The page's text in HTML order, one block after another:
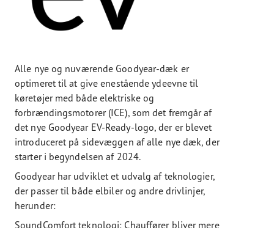
Alle nye og nuværende Goodyear-dæk er
optimeret til at give enestående ydeevne til
køretøjer med både elektriske og
forbrændingsmotorer (ICE), som det fremgår af
det nye Goodyear EV-Ready-logo, der er blevet
introduceret på sidevæggen af ​​alle nye dæk, der
starter i begyndelsen af ​​2024.
Goodyear har udviklet et udvalg af teknologier,
der passer til både elbiler og andre drivlinjer,
herunder:
SoundComfort teknologi: Chauffører bliver mere